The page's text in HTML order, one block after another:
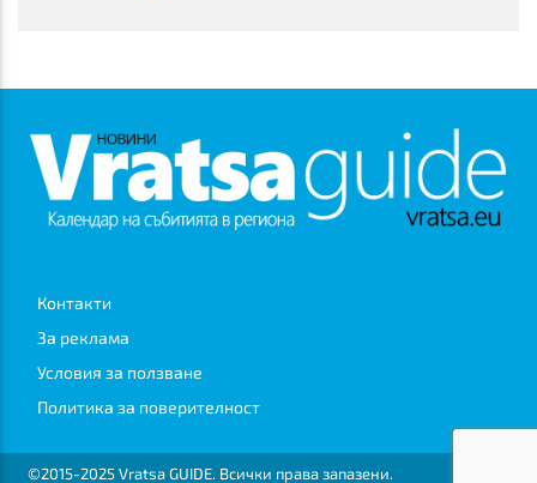
Контакти
За реклама
Условия за ползване
Политика за поверителност
©2015-2025 Vratsa GUIDE. Всички права запазени.